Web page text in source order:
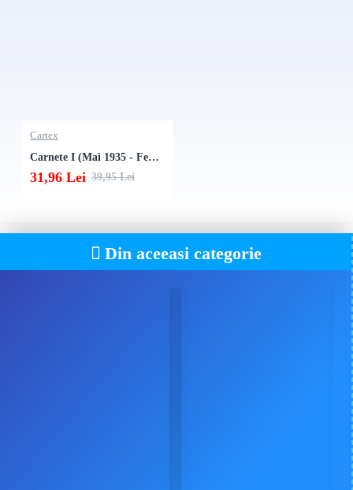
Cartex
Carnete I (Mai 1935 - Februarie 1942)
31,96 Lei 39,95 Lei
Din aceeasi categorie